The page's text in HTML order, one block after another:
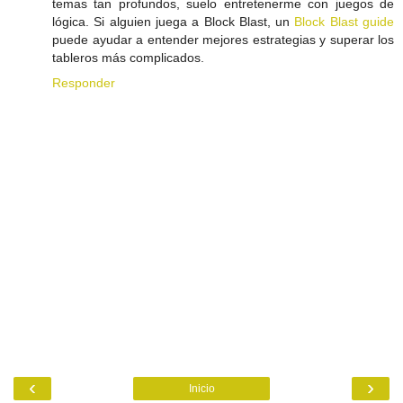
temas tan profundos, suelo entretenerme con juegos de
lógica. Si alguien juega a Block Blast, un Block Blast guide
puede ayudar a entender mejores estrategias y superar los
tableros más complicados.
Responder
‹ ›
Inicio